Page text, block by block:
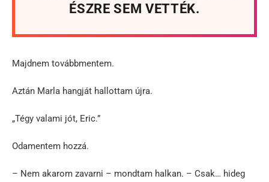
ÉSZRE SEM VETTÉK.
Majdnem továbbmentem.
Aztán Marla hangját hallottam újra.
„Tégy valami jót, Eric.”
Odamentem hozzá.
– Nem akarom zavarni – mondtam halkan. – Csak… hideg